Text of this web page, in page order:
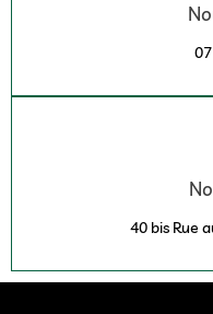
40 bis Rue